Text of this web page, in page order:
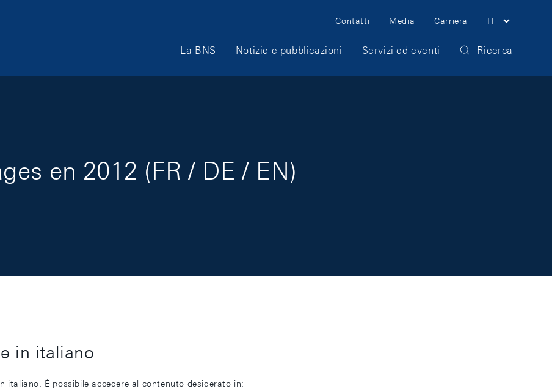
Meta Navigation
Contatti Media Carriera IT
Main Navigation
La BNS Notizie e pubblicazioni Servizi ed eventi Ricerca
en 2012 (FR / DE / EN)
in italiano
italiano. È possibile accedere al contenuto desiderato in: